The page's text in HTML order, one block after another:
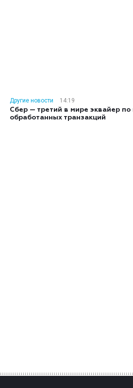
Другие новости
14:19
Сбер — третий в мире эквайер по
обработанных транзакций